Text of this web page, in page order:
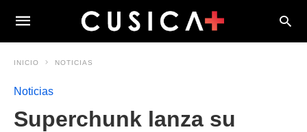
INICIO NOTICIAS
Noticias
Superchunk lanza su